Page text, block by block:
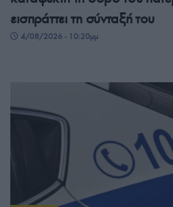
εισπράττει τη σύνταξή του
4/08/2026 - 10:20μμ